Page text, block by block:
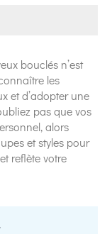
bouclés n’est
les
et d’adopter une
pas que vos
alors
et styles pour
reflète votre